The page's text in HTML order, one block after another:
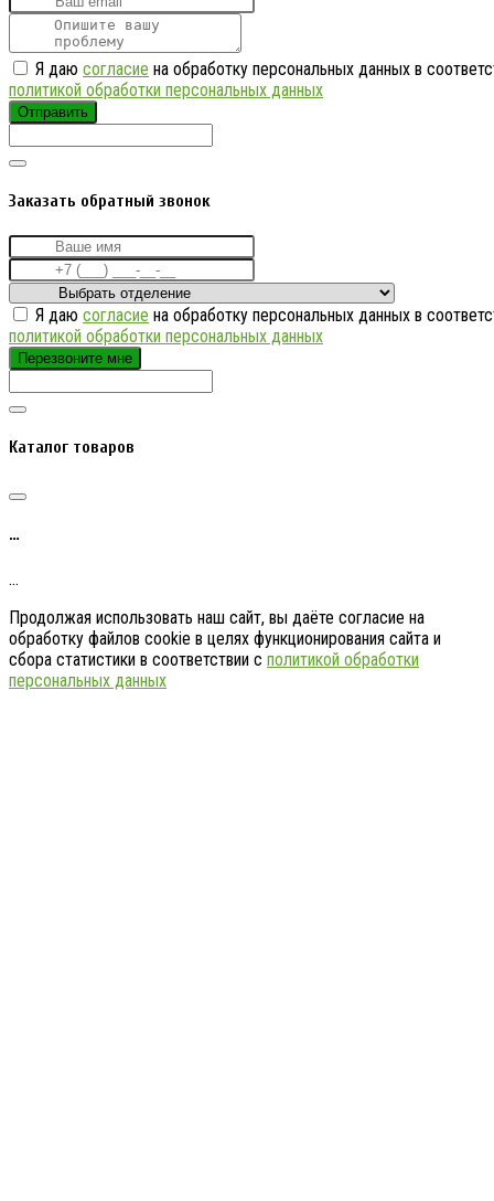
Я даю согласие на обработку персональных данных в
политикой обработки персональных данных
Отправить
Заказать обратный звонок
Я даю согласие на обработку персональных данных в
политикой обработки персональных данных
Перезвоните мне
Каталог товаров
…
…
Продолжая использовать наш сайт, вы даёте согласие на
обработку файлов cookie в целях функционирования сайта и
сбора статистики в соответствии с политикой обработки
персональных данных